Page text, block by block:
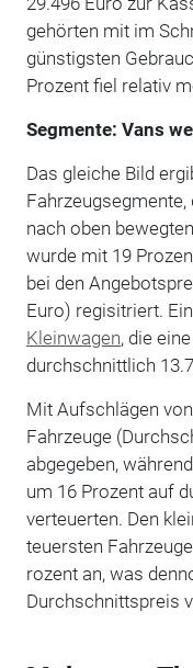
gehörten mit im
günstigsten
Prozent fiel relativ
Segmente: Vans
Das gleiche Bild
nach oben
wurde mit 19
bei den
Euro) regisitriert.
Kleinwagen, die
durchschnittlich
Mit Aufschlägen
Fahrzeuge
abgegeben,
um 16 Prozent auf
verteuerten. Den
teuersten
rozent an, was
Durchschnittspreis